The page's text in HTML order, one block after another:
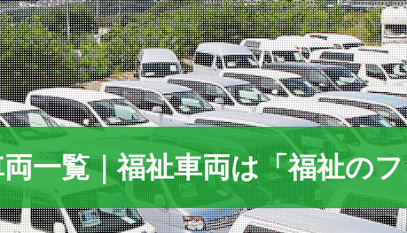
一覧｜福祉車両は「福祉の